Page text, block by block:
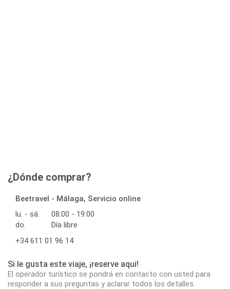
¿Dónde comprar?
Beetravel - Málaga, Servicio online
lu. - sá.
08:00 - 19:00
do.
Día libre
+34 611 01 96 14
Si le gusta este viaje, ¡reserve aqui!
El operador turístico se pondrá en contacto con usted para
responder a sus preguntas y aclarar todos los detalles.